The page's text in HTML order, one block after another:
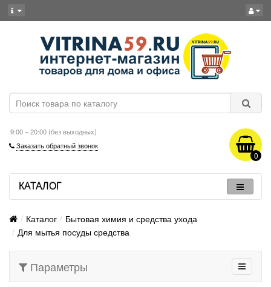
9:00 – 20:00 (без выходных)
Заказать обратный звонок
0
КАТАЛОГ
Каталог
Бытовая химия и средства ухода
Для мытья посуды средства
Параметры